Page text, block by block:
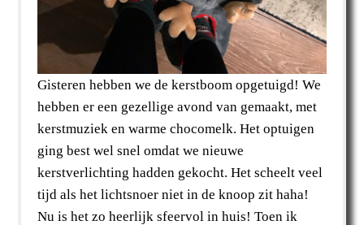
Gisteren hebben we de kerstboom opgetuigd! We
hebben er een gezellige avond van gemaakt, met
kerstmuziek en warme chocomelk. Het optuigen
ging best wel snel omdat we nieuwe
kerstverlichting hadden gekocht. Het scheelt veel
tijd als het lichtsnoer niet in de knoop zit haha!
Nu is het zo heerlijk sfeervol in huis! Toen ik